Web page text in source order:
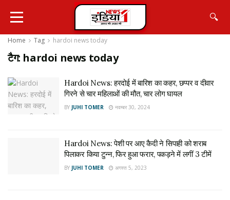
🔍
Home Tag hardoi news today
टैग: hardoi news today
Hardoi News: हरदोई में बारिश का कहर, छप्पर व दीवार
गिरने से चार महिलाओं की मौत, चार लोग घायल
BY JUHI TOMER नवम्बर 30, 2024
Hardoi News: पेशी पर आए कैदी ने सिपाही को शराब
पिलाकर किया टुन्न, फिर हुआ फरार, पकड़ने में लगीं 3 टीमें
BY JUHI TOMER अगस्त 5, 2023